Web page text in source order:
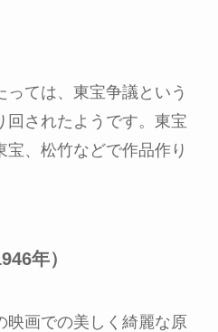
っては、東宝争議という
回されたようです。東宝
、松竹などで作品作り
年）
映画での美しく綺麗な原